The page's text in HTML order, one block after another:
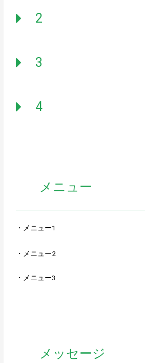
2
3
4
メニュー
・メニュー1
・メニュー2
・メニュー3
メッセージ